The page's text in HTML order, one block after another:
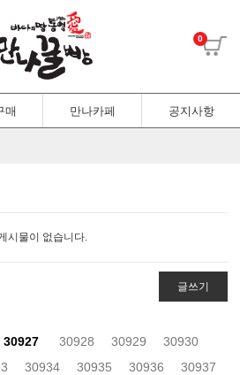
0
매 만나카페 공지사항
시물이 없습니다.
글쓰기
30927 30928 30929
30930
30934 30935 30936
30937